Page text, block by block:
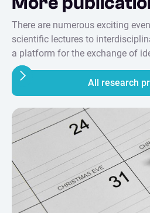
There are numerous exciting
scientific lectures to
a platform for the exchange of
All research